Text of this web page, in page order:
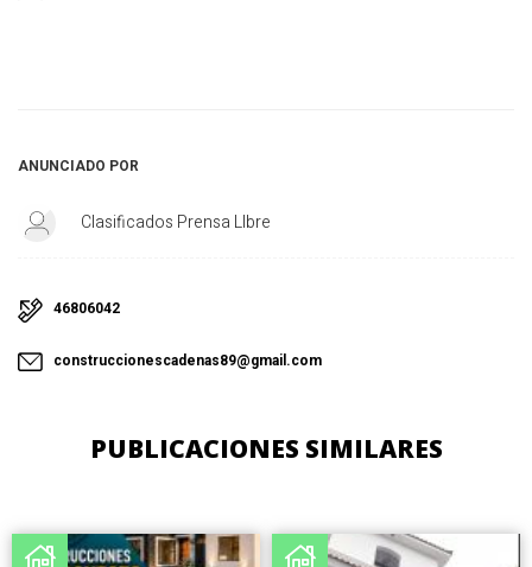
ANUNCIADO POR
Clasificados Prensa LIbre
46806042
construccionescadenas89@gmail.com
PUBLICACIONES SIMILARES